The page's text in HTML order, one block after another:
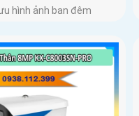
hình ảnh ban đêm